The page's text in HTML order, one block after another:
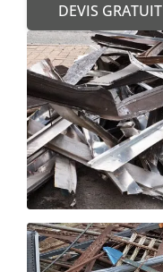
DEVIS GRATUIT